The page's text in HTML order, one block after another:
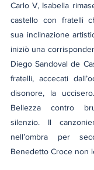
Carlo V, Isabella
castello con fratelli
sua inclinazione
iniziò una
Diego Sandoval de
fratelli, accecati
disonore, la
Bellezza contro
silenzio. Il
nell’ombra per
Benedetto Croce non